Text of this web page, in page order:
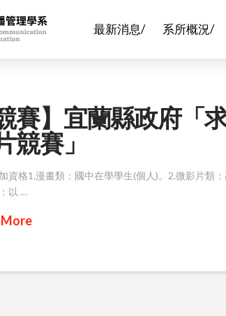
最新消息/ 系所概況/
競賽】宜蘭縣政府「
競賽」
資格1.漫畫類：國中在學學生(個人)。2.微影片類
以 …
More